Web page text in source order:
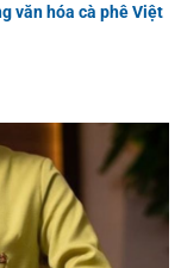
văn hóa cà phê Việt